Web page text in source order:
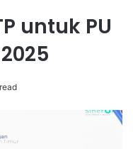
untuk PU